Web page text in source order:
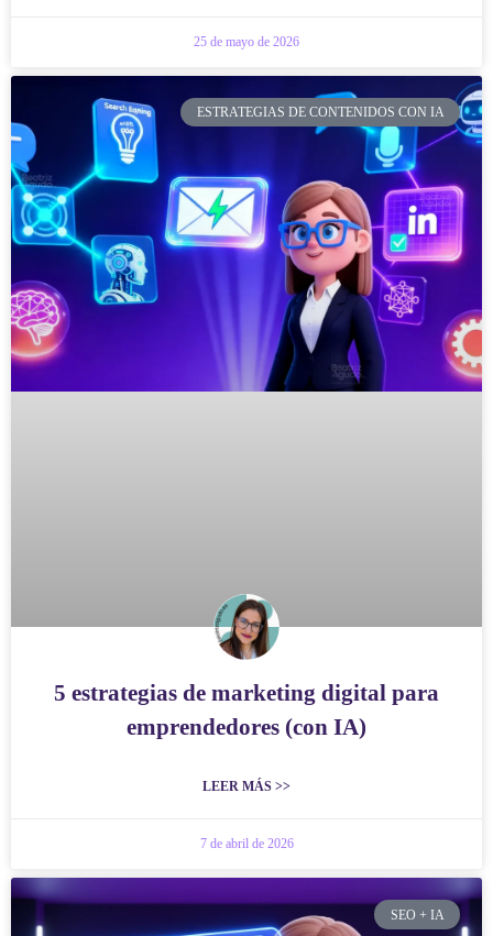
25 de mayo de 2026
ESTRATEGIAS DE CONTENIDOS CON IA
5 estrategias de marketing digital para
emprendedores (con IA)
LEER MÁS >>
7 de abril de 2026
SEO + IA